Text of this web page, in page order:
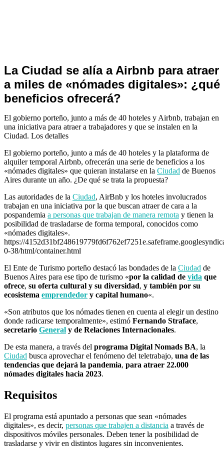
Noticias
de
Turismo
La Ciudad se alía a Airbnb para atraer
a miles de «nómades digitales»: ¿qué
beneficios ofrecerá?
El gobierno porteño, junto a más de 40 hoteles y Airbnb, trabajan en
una iniciativa para atraer a trabajadores y que se instalen en la
Ciudad. Los detalles
El gobierno porteño, junto a más de 40 hoteles y la plataforma de
alquiler temporal Airbnb, ofrecerán una serie de beneficios a los
«nómades digitales» que quieran instalarse en la Ciudad de Buenos
Aires durante un año. ¿De qué se trata la propuesta?
Las autoridades de la Ciudad, AirBnb y los hoteles involucrados
trabajan en una iniciativa por la que buscan atraer de cara a la
pospandemia a personas que trabajan de manera remota y tienen la
posibilidad de trasladarse de forma temporal, conocidos como
«nómades digitales».
https://
0-38/html/container.html
El Ente de Turismo porteño destacó las bondades de la Ciudad de
Buenos Aires para ese tipo de turismo «por la calidad de vida que
ofrece, su oferta cultural y su diversidad, y también por su
ecosistema emprendedor y capital humano«.
«Son atributos que los nómades tienen en cuenta al elegir un destino
donde radicarse temporalmente», estimó Fernando Straface,
secretario General y de Relaciones Internacionales.
De esta manera, a través del programa Digital Nomads BA, la
Ciudad busca aprovechar el fenómeno del teletrabajo, una de las
tendencias que dejará la pandemia, para atraer 22.000
nómades digitales hacia 2023.
Requisitos
El programa está apuntado a personas que sean «nómades
digitales», es decir, personas que trabajen a distancia a través de
dispositivos móviles personales. Deben tener la posibilidad de
trasladarse y vivir en distintos lugares sin inconvenientes.